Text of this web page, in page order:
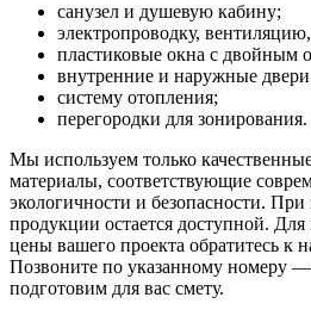
санузел и душевую кабину;
электропроводку,
пластиковые окна с двойным
внутренние и наружные
систему отопления;
перегородки для зонирования.
Мы используем только
материалы, соответствующие
экологичности и безопасности.
продукции остается доступной. Для
цены вашего проекта обратитесь к
Позвоните по указанному номеру
подготовим для вас смету.